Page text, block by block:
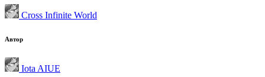
Cross Infinite World
Автор
Iota AIUE